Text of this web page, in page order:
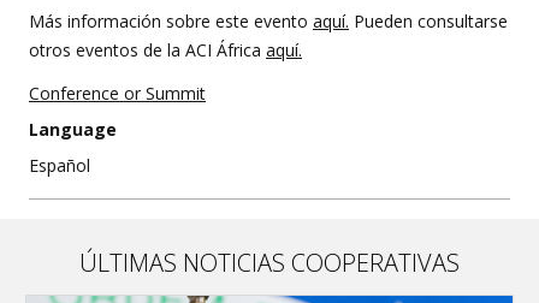
Más información sobre este evento aquí. Pueden consultarse
otros eventos de la ACI África aquí.
Conference or Summit
Language
Español
ÚLTIMAS NOTICIAS COOPERATIVAS